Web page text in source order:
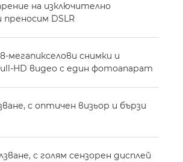
на изключително
DSLR
мегапикселови снимки и
HD видео с един фотоапарат
с оптичен визьор и бързи
с голям сензорен дисплей